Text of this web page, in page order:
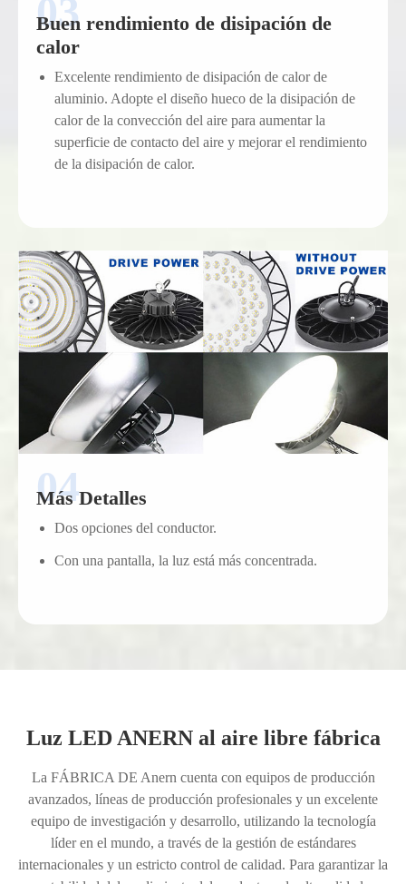
Buen rendimiento de disipación de
calor
Excelente rendimiento de disipación de calor de
aluminio. Adopte el diseño hueco de la disipación de
calor de la convección del aire para aumentar la
superficie de contacto del aire y mejorar el rendimiento
de la disipación de calor.
Más Detalles
Dos opciones del conductor.
Con una pantalla, la luz está más concentrada.
Luz LED ANERN al aire libre fábrica
La FÁBRICA DE Anern cuenta con equipos de producción
avanzados, líneas de producción profesionales y un excelente
equipo de investigación y desarrollo, utilizando la tecnología
líder en el mundo, a través de la gestión de estándares
internacionales y un estricto control de calidad. Para garantizar la